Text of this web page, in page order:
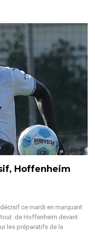
Hoffenheim
ce mardi en marquant
de Hoffenheim devant
les préparatifs de la